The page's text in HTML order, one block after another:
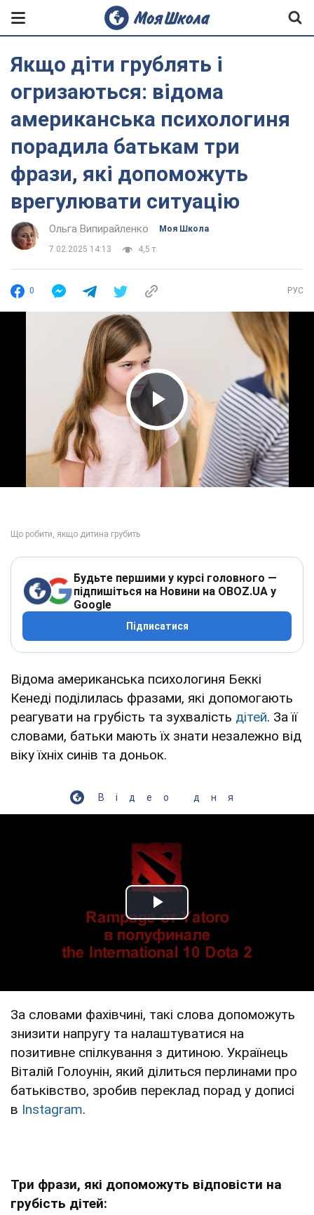
Якщо діти грублять і
огризаються: відома
американська психологиня
порадила батькам три
фрази, які допоможуть
врегулювати ситуацію
Ольга Випирайленко Моя Школа
7.02.2025 14:13 4,5 т.
0 РУС
Play Video
Будьте першими у курсі головного —
підпишіться на Новини на OBOZ.UA у
Google
Підписатися
Відома американська психологиня Беккі
Кенеді поділилась фразами, які допомогають
реагувати на грубість та зухвалість дітей. За її
словами, батьки мають їх знати незалежно від
віку їхніх синів та доньок.
Відео дня
Play Video
За словами фахівчині, такі слова допоможуть
знизити напругу та налаштуватися на
позитивне спілкування з дитиною. Українець
Віталій Голоунін, який ділиться перлинами про
батьківство, зробив переклад порад у дописі
в Instagram.
Три фрази, які допоможуть відповісти на
грубість дітей: